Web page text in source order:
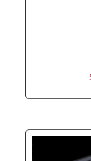
Hay
dirección